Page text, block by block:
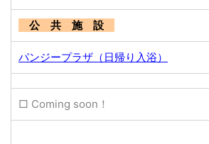
公 共 施 設
パンジープラザ（日帰り入浴）
□ Coming soon！